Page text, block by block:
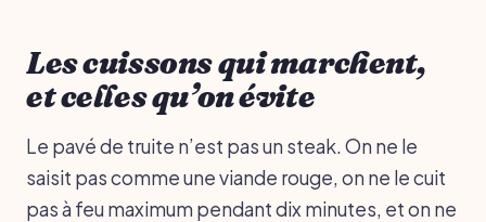
Les cuissons qui marchent,
et celles qu’on évite
Le pavé de truite n’est pas un steak. On ne le
saisit pas comme une viande rouge, on ne le cuit
pas à feu maximum pendant dix minutes, et on ne